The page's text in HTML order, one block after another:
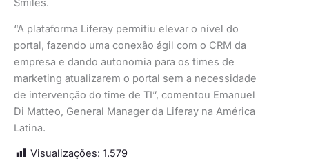
Smiles.
“A plataforma Liferay permitiu elevar o nível do
portal, fazendo uma conexão ágil com o CRM da
empresa e dando autonomia para os times de
marketing atualizarem o portal sem a necessidade
de intervenção do time de TI”, comentou Emanuel
Di Matteo, General Manager da Liferay na América
Latina.
Visualizações: 1.579